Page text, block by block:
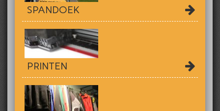
SPANDOEK
PRINTEN